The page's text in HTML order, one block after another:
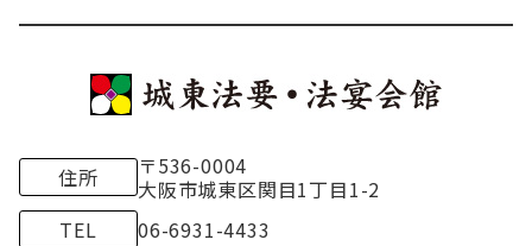
住所
〒536-0004
大阪市城東区関目1丁目1-2
TEL
06-6931-4433